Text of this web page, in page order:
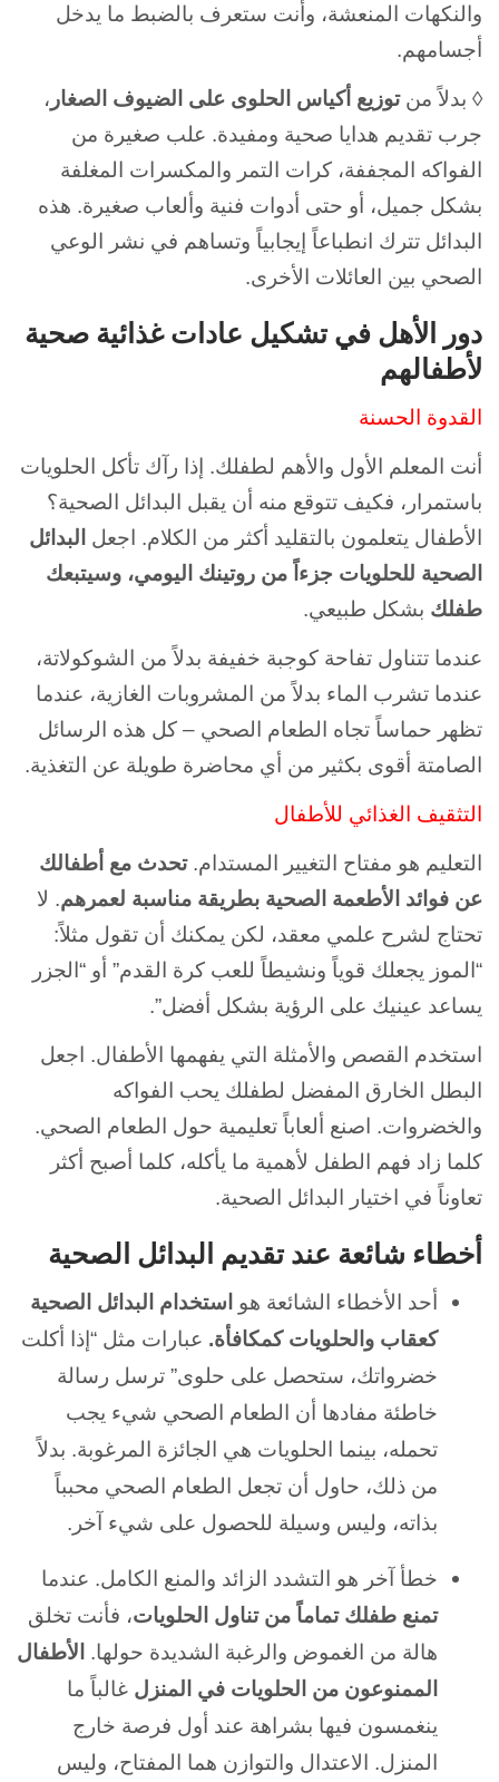
والنكهات المنعشة، وأنت ستعرف بالضبط ما يدخل
أجسامهم.
◊ بدلاً منتوزيع أكياس الحلوى على الضيوف الصغار ،
جرب تقديم هدايا صحية ومفيدة. علب صغيرة من
الفواكه المجففة، كرات التمر والمكسرات المغلفة
بشكل جميل، أو حتى أدوات فنية وألعاب صغيرة. هذه
البدائل تترك انطباعاً إيجابياً وتساهم في نشر الوعي
الصحي بين العائلات الأخرى.
دور الأهل في تشكيل عادات غذائية صحية
لأطفالهم
القدوة الحسنة
أنت المعلم الأول والأهم لطفلك. إذا رآك تأكل الحلويات
باستمرار، فكيف تتوقع منه أن يقبل البدائل الصحية؟
الأطفال يتعلمون بالتقليد أكثر من الكلام. اجعل البدائل
الصحية للحلويات جزءاً من روتينك اليومي، وسيتبعك
طفلك بشكل طبيعي.
عندما تتناول تفاحة كوجبة خفيفة بدلاً من الشوكولاتة،
عندما تشرب الماء بدلاً من المشروبات الغازية، عندما
تظهر حماساً تجاه الطعام الصحي – كل هذه الرسائل
الصامتة أقوى بكثير من أي محاضرة طويلة عن التغذية.
التثقيف الغذائي للأطفال
التعليم هو مفتاح التغيير المستدام.تحدث مع أطفالك
عن فوائد الأطعمة الصحية بطريقة مناسبة لعمرهم. لا
تحتاج لشرح علمي معقد، لكن يمكنك أن تقول مثلاً:
“الموز يجعلك قوياً ونشيطاً للعب كرة القدم” أو “الجزر
يساعد عينيك على الرؤية بشكل أفضل”.
استخدم القصص والأمثلة التي يفهمها الأطفال. اجعل
البطل الخارق المفضل لطفلك يحب الفواكه
والخضروات. اصنع ألعاباً تعليمية حول الطعام الصحي.
كلما زاد فهم الطفل لأهمية ما يأكله، كلما أصبح أكثر
تعاوناً في اختيار البدائل الصحية.
أخطاء شائعة عند تقديم البدائل الصحية
أحد الأخطاء الشائعة هو استخدام البدائل الصحية
كعقاب والحلويات كمكافأة. عبارات مثل “إذا أكلت
خضرواتك، ستحصل على حلوى” ترسل رسالة
خاطئة مفادها أن الطعام الصحي شيء يجب
تحمله، بينما الحلويات هي الجائزة المرغوبة. بدلاً
من ذلك، حاول أن تجعل الطعام الصحي محبباً
بذاته، وليس وسيلة للحصول على شيء آخر.
خطأ آخر هو التشدد الزائد والمنع الكامل. عندما
تمنع طفلك تماماً من تناول الحلويات، فأنت تخلق
هالة من الغموض والرغبة الشديدة حولها. الأطفال
الممنوعون من الحلويات في المنزل غالباً ما
ينغمسون فيها بشراهة عند أول فرصة خارج
المنزل. الاعتدال والتوازن هما المفتاح، وليس